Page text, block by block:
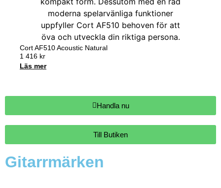
Cort AF510 Acoustic Natural
1 416 kr
Läs mer
Handla nu
Till Butiken
Gitarrmärken